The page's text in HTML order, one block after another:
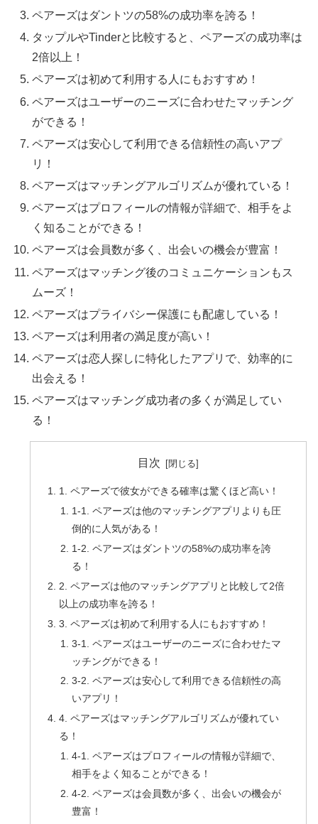
ペアーズはダントツの58%の成功率を誇る！
タップルやTinderと比較すると、ペアーズの成功率は
2倍以上！
ペアーズは初めて利用する人にもおすすめ！
ペアーズはユーザーのニーズに合わせたマッチング
ができる！
ペアーズは安心して利用できる信頼性の高いアプ
リ！
ペアーズはマッチングアルゴリズムが優れている！
ペアーズはプロフィールの情報が詳細で、相手をよ
く知ることができる！
ペアーズは会員数が多く、出会いの機会が豊富！
ペアーズはマッチング後のコミュニケーションもス
ムーズ！
ペアーズはプライバシー保護にも配慮している！
ペアーズは利用者の満足度が高い！
ペアーズは恋人探しに特化したアプリで、効率的に
出会える！
ペアーズはマッチング成功者の多くが満足してい
る！
目次
1. ペアーズで彼女ができる確率は驚くほど高い！
1-1. ペアーズは他のマッチングアプリよりも圧
倒的に人気がある！
1-2. ペアーズはダントツの58%の成功率を誇
る！
2. ペアーズは他のマッチングアプリと比較して2倍
以上の成功率を誇る！
3. ペアーズは初めて利用する人にもおすすめ！
3-1. ペアーズはユーザーのニーズに合わせたマ
ッチングができる！
3-2. ペアーズは安心して利用できる信頼性の高
いアプリ！
4. ペアーズはマッチングアルゴリズムが優れてい
る！
4-1. ペアーズはプロフィールの情報が詳細で、
相手をよく知ることができる！
4-2. ペアーズは会員数が多く、出会いの機会が
豊富！